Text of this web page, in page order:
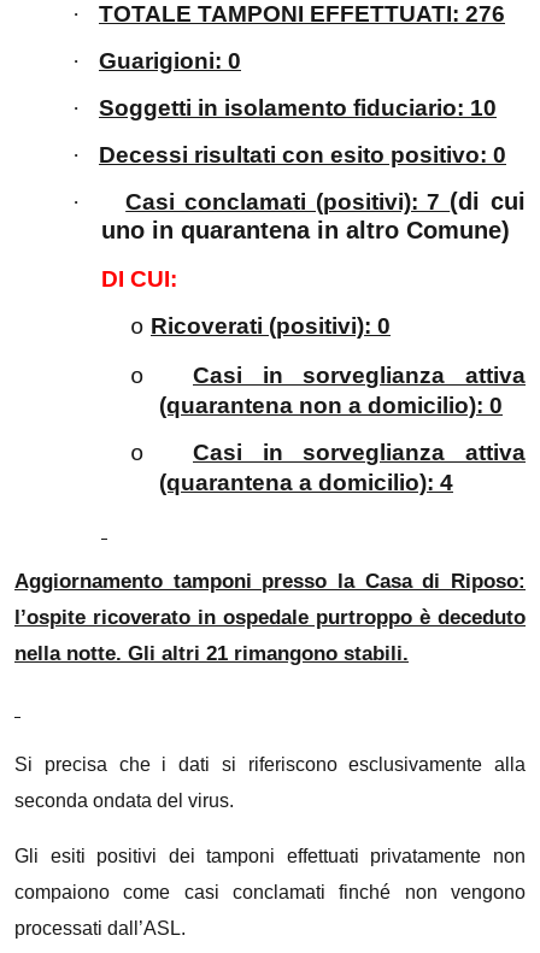
·
TOTALE TAMPONI EFFETTUATI: 276
·
Guarigioni: 0
·
Soggetti in isolamento fiduciario: 10
·
Decessi risultati con esito positivo: 0
·
Casi conclamati (positivi): 7 (di cui
uno in quarantena in altro Comune)
DI CUI:
o Ricoverati (positivi): 0
o
Casi in sorveglianza attiva
(quarantena non a domicilio): 0
o
Casi in sorveglianza attiva
(quarantena a domicilio): 4
Aggiornamento tamponi presso la Casa di Riposo:
l’ospite ricoverato in ospedale purtroppo è deceduto
nella notte. Gli altri 21 rimangono stabili.
Si precisa che i dati si riferiscono esclusivamente alla
seconda ondata del virus.
Gli esiti positivi dei tamponi effettuati privatamente non
compaiono come casi conclamati finché non vengono
processati dall’ASL.